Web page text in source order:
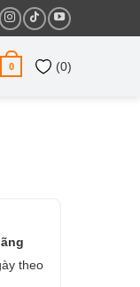
0 (0)
theo